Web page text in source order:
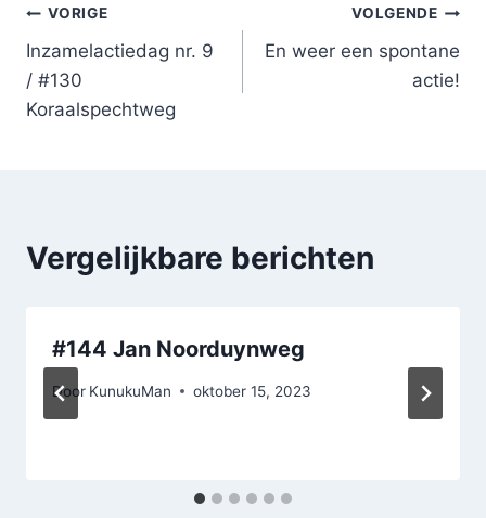
Bericht
navigatie
VORIGE
Inzamelactiedag nr. 9
/ #130
Koraalspechtweg
VOLGENDE
En weer een spontane
actie!
Vergelijkbare berichten
#144 Jan Noorduynweg
Door KunukuMan oktober 15, 2023